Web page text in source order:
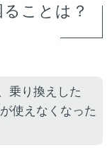
ことは？
乗り換えした
使えなくなった